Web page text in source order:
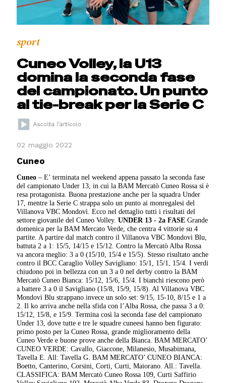
sport
Cuneo Volley, la U13
domina la seconda fase
del campionato. Un punto
al tie-break per la Serie C
02 maggio 2022
Cuneo
Cuneo – E’ terminata nel weekend appena passato la seconda fase
del campionato Under 13, in cui la BAM Mercatò Cuneo Rossa si è
resa protagonista. Buona prestazione anche per la squadra Under
17, mentre la Serie C strappa solo un punto ai monregalesi del
Villanova VBC Mondovì. Ecco nel dettaglio tutti i risultati del
settore giovanile del Cuneo Volley.UNDER 13 - 2a FASE Grande
domenica per la BAM Mercato Verde, che centra 4 vittorie su 4
partite. A partire dal match contro il Villanova VBC Mondovì Blu,
battuta 2 a 1: 15/5, 14/15 e 15/12. Contro la Mercatò Alba Rossa
va ancora meglio: 3 a 0 (15/10, 15/4 e 15/5). Stesso risultato anche
contro il BCC Caraglio Volley Savigliano: 15/1, 15/1, 15/4. I verdi
chiudono poi in bellezza con un 3 a 0 nel derby contro la BAM
Mercatò Cuneo Bianca: 15/12, 15/6, 15/4. I bianchi riescono però
a battere 3 a 0 il Savigliano (15/8, 15/9, 15/8). Al Villanova VBC
Mondovì Blu strappano invece un solo set: 9/15, 15-10, 8/15 e 1 a
2. Il ko arriva anche nella sfida con l’Alba Rossa, che passa 3 a 0:
15/12, 15/8, e 15/9. Termina così la seconda fase del campionato
Under 13, dove tutte e tre le squadre cuneesi hanno ben figurato:
primo posto per la Cuneo Rossa, grande miglioramento della
Cuneo Verde e buone prove anche della Bianca. BAM MERCATO’
CUNEO VERDE: Cavallo, Giaccone, Milanesio, Musabimana,
Tavella E. All: Tavella G. BAM MERCATO’ CUNEO BIANCA:
Boetto, Canterino, Corsini, Corti, Curti, Maiorano. All.: Tavella.
CLASSIFICA: BAM Mercatò Cuneo Rossa 109, Curti Saffirio